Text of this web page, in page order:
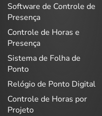
Software de Controle de
Presença
Controle de Horas e
Presença
Sistema de Folha de
Ponto
Relógio de Ponto Digital
Controle de Horas por
Projeto